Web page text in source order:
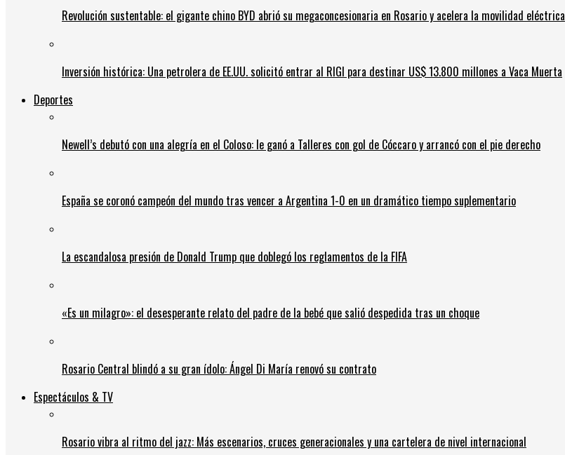
Revolución sustentable: el gigante chino BYD abrió su megaconcesionaria en Rosario y acelera la movilidad eléctrica
Inversión histórica: Una petrolera de EE.UU. solicitó entrar al RIGI para destinar US$ 13.800 millones a Vaca Muerta
Deportes
Newell’s debutó con una alegría en el Coloso: le ganó a Talleres con gol de Cóccaro y arrancó con el pie derecho
España se coronó campeón del mundo tras vencer a Argentina 1-0 en un dramático tiempo suplementario
La escandalosa presión de Donald Trump que doblegó los reglamentos de la FIFA
«Es un milagro»: el desesperante relato del padre de la bebé que salió despedida tras un choque
Rosario Central blindó a su gran ídolo: Ángel Di María renovó su contrato
Espectáculos & TV
Rosario vibra al ritmo del jazz: Más escenarios, cruces generacionales y una cartelera de nivel internacional